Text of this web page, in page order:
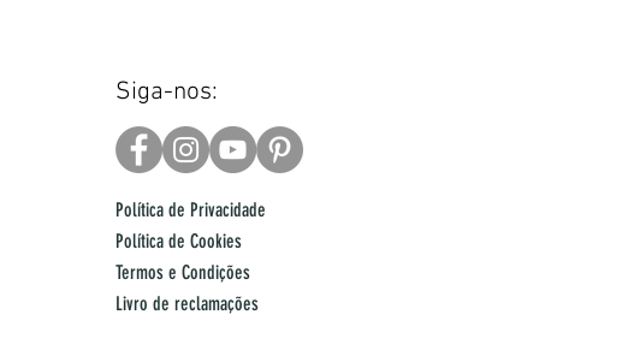
Siga-nos:
Política de Privacidade
Política de Cookies
Termos e Condições
Livro de reclamações